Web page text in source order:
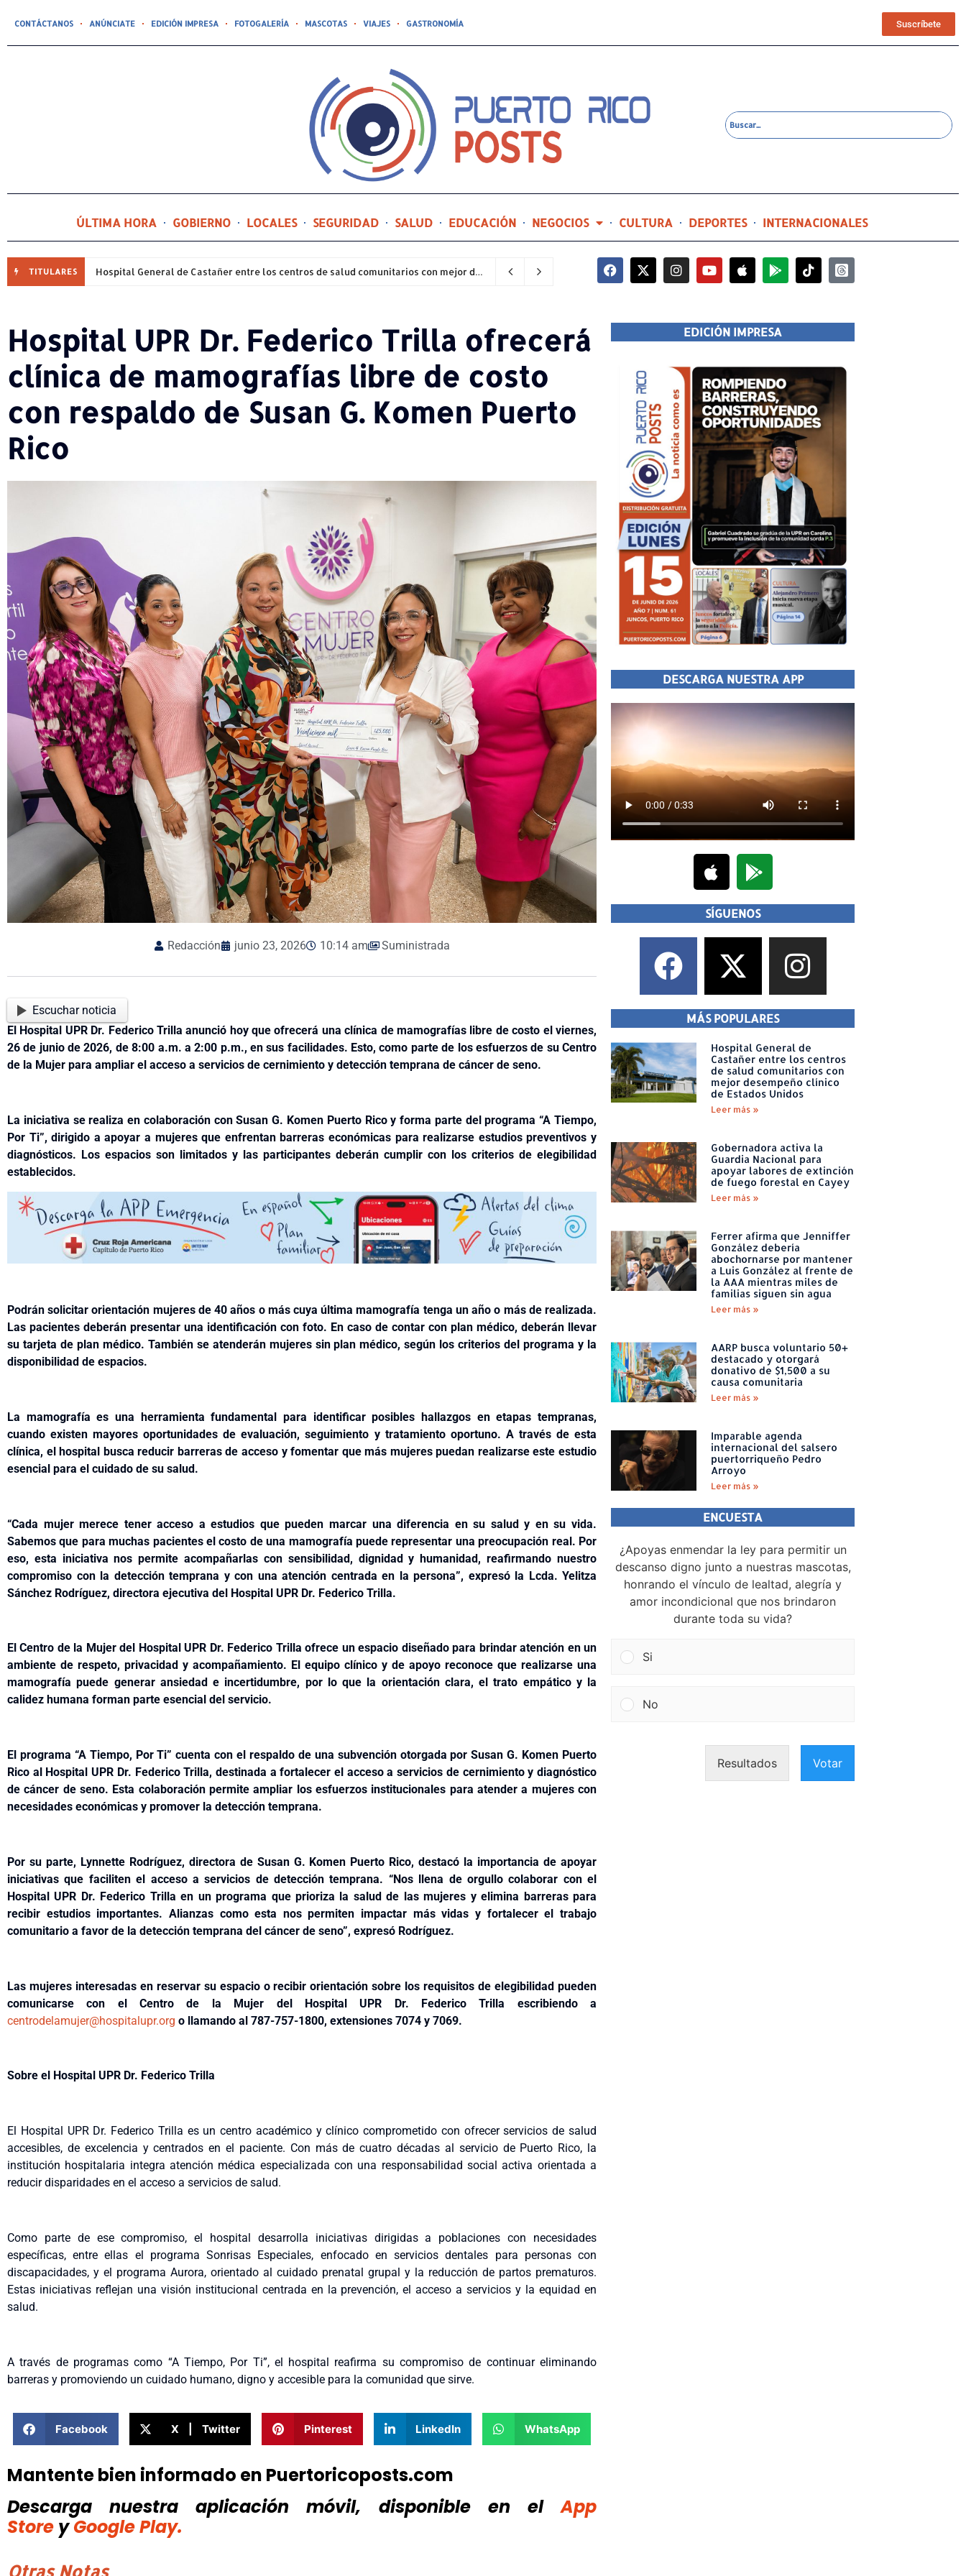
CONTÁCTANOS ANÚNCIATE EDICIÓN IMPRESA FOTOGALERÍA MASCOTAS VIAJES GASTRONOMÍA Suscríbete
ÚLTIMA HORA GOBIERNO LOCALES SEGURIDAD SALUD EDUCACIÓN NEGOCIOS CULTURA DEPORTES INTERNACIONALES
TITULARES Hospital General de Castañer entre los centros de salud comunitarios con mejor desempeño clínico de Estados Unidos 52 minutos ago
Hospital UPR Dr. Federico Trilla ofrecerá
clínica de mamografías libre de costo
con respaldo de Susan G. Komen Puerto
Rico
Redacción junio 23, 2026 10:14 am Suministrada
Escuchar noticia
El Hospital UPR Dr. Federico Trilla anunció hoy que ofrecerá una clínica de mamografías libre de costo el viernes,
26 de junio de 2026, de 8:00 a.m. a 2:00 p.m., en sus facilidades. Esto, como parte de los esfuerzos de su Centro
de la Mujer para ampliar el acceso a servicios de cernimiento y detección temprana de cáncer de seno.
La iniciativa se realiza en colaboración con Susan G. Komen Puerto Rico y forma parte del programa “A Tiempo,
Por Ti”, dirigido a apoyar a mujeres que enfrentan barreras económicas para realizarse estudios preventivos y
diagnósticos. Los espacios son limitados y las participantes deberán cumplir con los criterios de elegibilidad
establecidos.
Podrán solicitar orientación mujeres de 40 años o más cuya última mamografía tenga un año o más de realizada.
Las pacientes deberán presentar una identificación con foto. En caso de contar con plan médico, deberán llevar
su tarjeta de plan médico. También se atenderán mujeres sin plan médico, según los criterios del programa y la
disponibilidad de espacios.
La mamografía es una herramienta fundamental para identificar posibles hallazgos en etapas tempranas,
cuando existen mayores oportunidades de evaluación, seguimiento y tratamiento oportuno. A través de esta
clínica, el hospital busca reducir barreras de acceso y fomentar que más mujeres puedan realizarse este estudio
esencial para el cuidado de su salud.
“Cada mujer merece tener acceso a estudios que pueden marcar una diferencia en su salud y en su vida.
Sabemos que para muchas pacientes el costo de una mamografía puede representar una preocupación real. Por
eso, esta iniciativa nos permite acompañarlas con sensibilidad, dignidad y humanidad, reafirmando nuestro
compromiso con la detección temprana y con una atención centrada en la persona”, expresó la Lcda. Yelitza
Sánchez Rodríguez, directora ejecutiva del Hospital UPR Dr. Federico Trilla.
El Centro de la Mujer del Hospital UPR Dr. Federico Trilla ofrece un espacio diseñado para brindar atención en un
ambiente de respeto, privacidad y acompañamiento. El equipo clínico y de apoyo reconoce que realizarse una
mamografía puede generar ansiedad e incertidumbre, por lo que la orientación clara, el trato empático y la
calidez humana forman parte esencial del servicio.
El programa “A Tiempo, Por Ti” cuenta con el respaldo de una subvención otorgada por Susan G. Komen Puerto
Rico al Hospital UPR Dr. Federico Trilla, destinada a fortalecer el acceso a servicios de cernimiento y diagnóstico
de cáncer de seno. Esta colaboración permite ampliar los esfuerzos institucionales para atender a mujeres con
necesidades económicas y promover la detección temprana.
Por su parte, Lynnette Rodríguez, directora de Susan G. Komen Puerto Rico, destacó la importancia de apoyar
iniciativas que faciliten el acceso a servicios de detección temprana. “Nos llena de orgullo colaborar con el
Hospital UPR Dr. Federico Trilla en un programa que prioriza la salud de las mujeres y elimina barreras para
recibir estudios importantes. Alianzas como esta nos permiten impactar más vidas y fortalecer el trabajo
comunitario a favor de la detección temprana del cáncer de seno”, expresó Rodríguez.
Las mujeres interesadas en reservar su espacio o recibir orientación sobre los requisitos de elegibilidad pueden
comunicarse con el Centro de la Mujer del Hospital UPR Dr. Federico Trilla escribiendo a
centrodelamujer@hospitalupr.org o llamando al 787-757-1800, extensiones 7074 y 7069.
Sobre el Hospital UPR Dr. Federico Trilla
El Hospital UPR Dr. Federico Trilla es un centro académico y clínico comprometido con ofrecer servicios de salud
accesibles, de excelencia y centrados en el paciente. Con más de cuatro décadas al servicio de Puerto Rico, la
institución hospitalaria integra atención médica especializada con una responsabilidad social activa orientada a
reducir disparidades en el acceso a servicios de salud.
Como parte de ese compromiso, el hospital desarrolla iniciativas dirigidas a poblaciones con necesidades
específicas, entre ellas el programa Sonrisas Especiales, enfocado en servicios dentales para personas con
discapacidades, y el programa Aurora, orientado al cuidado prenatal grupal y la reducción de partos prematuros.
Estas iniciativas reflejan una visión institucional centrada en la prevención, el acceso a servicios y la equidad en
salud.
A través de programas como “A Tiempo, Por Ti”, el hospital reafirma su compromiso de continuar eliminando
barreras y promoviendo un cuidado humano, digno y accesible para la comunidad que sirve.
Facebook X | Twitter Pinterest LinkedIn WhatsApp
Mantente bien informado en Puertoricoposts.com
Descarga nuestra aplicación móvil, disponible
en el
App
Store y Google Play.
Otras Notas
EDICIÓN IMPRESA
DESCARGA NUESTRA APP
SÍGUENOS
MÁS POPULARES
Hospital General de
Castañer entre los centros
de salud comunitarios con
mejor desempeño clínico
de Estados Unidos
Leer más »
Gobernadora activa la
Guardia Nacional para
apoyar labores de extinción
de fuego forestal en Cayey
Leer más »
Ferrer afirma que Jenniffer
González debería
abochornarse por mantener
a Luis González al frente de
la AAA mientras miles de
familias siguen sin agua
Leer más »
AARP busca voluntario 50+
destacado y otorgará
donativo de $1,500 a su
causa comunitaria
Leer más »
Imparable agenda
internacional del salsero
puertorriqueño Pedro
Arroyo
Leer más »
ENCUESTA
¿Apoyas enmendar la ley para permitir un
descanso digno junto a nuestras mascotas,
honrando el vínculo de lealtad, alegría y
amor incondicional que nos brindaron
durante toda su vida?
Si
No
Resultados Votar